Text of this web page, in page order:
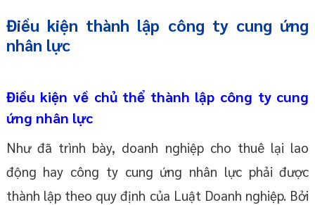
Điều kiện thành lập công ty cung ứng
nhân lực
Điều kiện về chủ thể thành lập công ty cung
ứng nhân lực
Như đã trình bày, doanh nghiệp cho thuê lại lao
động hay công ty cung ứng nhân lực phải được
thành lập theo quy định của Luật Doanh nghiệp. Bởi